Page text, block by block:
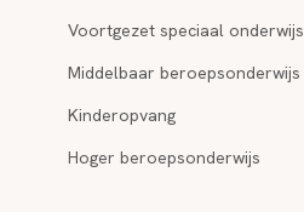
Voortgezet speciaal onderwijs
Middelbaar beroepsonderwijs
Kinderopvang
Hoger beroepsonderwijs